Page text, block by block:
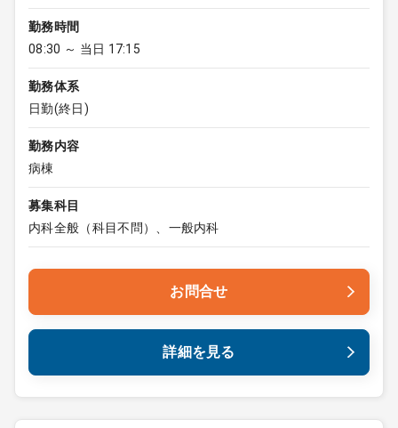
勤務時間
08:30 ～ 当日 17:15
勤務体系
日勤(終日)
勤務内容
病棟
募集科目
内科全般（科目不問）、一般内科
お問合せ
詳細を見る